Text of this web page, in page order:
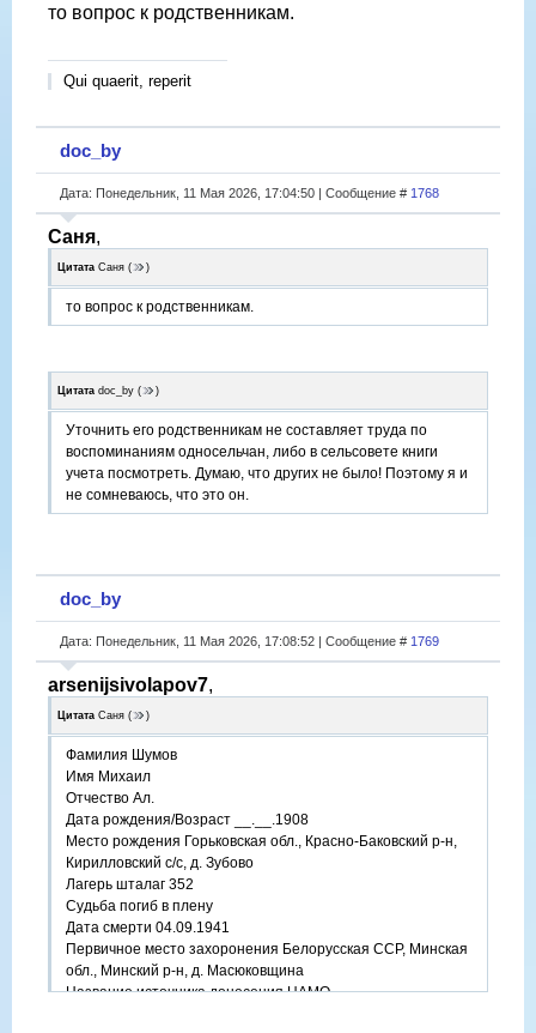
то вопрос к родственникам.
Qui quaerit, reperit
doc_by
Дата: Понедельник, 11 Мая 2026, 17:04:50 | Сообщение # 1768
Саня,
Цитата Саня ( )
то вопрос к родственникам.
Цитата doc_by ( )
Уточнить его родственникам не составляет труда по
воспоминаниям односельчан, либо в сельсовете книги
учета посмотреть. Думаю, что других не было! Поэтому я и
не сомневаюсь, что это он.
doc_by
Дата: Понедельник, 11 Мая 2026, 17:08:52 | Сообщение # 1769
arsenijsivolapov7,
Цитата Саня ( )
Фамилия Шумов
Имя Михаил
Отчество Ал.
Дата рождения/Возраст __.__.1908
Место рождения Горьковская обл., Красно-Баковский р-н,
Кирилловский с/с, д. Зубово
Лагерь шталаг 352
Судьба погиб в плену
Дата смерти 04.09.1941
Первичное место захоронения Белорусская ССР, Минская
обл., Минский р-н, д. Масюковщина
Название источника донесения ЦАМО